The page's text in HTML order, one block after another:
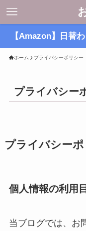
【Amazon】日替
ホーム プライバシーポリシー
プライバシー
プライバシー
個人情報の利用
当ブログでは、お